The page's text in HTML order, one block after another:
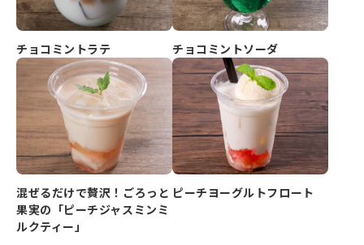
チョコミントラテ チョコミントソーダ
混ぜるだけで贅沢！ごろっと
果実の「ピーチジャスミンミ
ルクティー」
ピーチヨーグルトフロート